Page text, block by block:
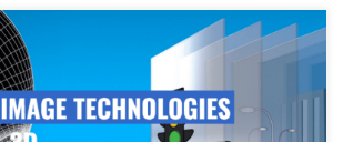
материаловедение – в этих
преимущества латвийских
они продемонстрировали миру с
Кардиозащитное вещество,